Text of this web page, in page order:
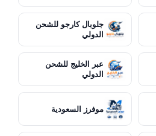
جلوبال كارجو للشحن
الدولي
عبر الخليج للشحن
الدولي
موفرز السعودية